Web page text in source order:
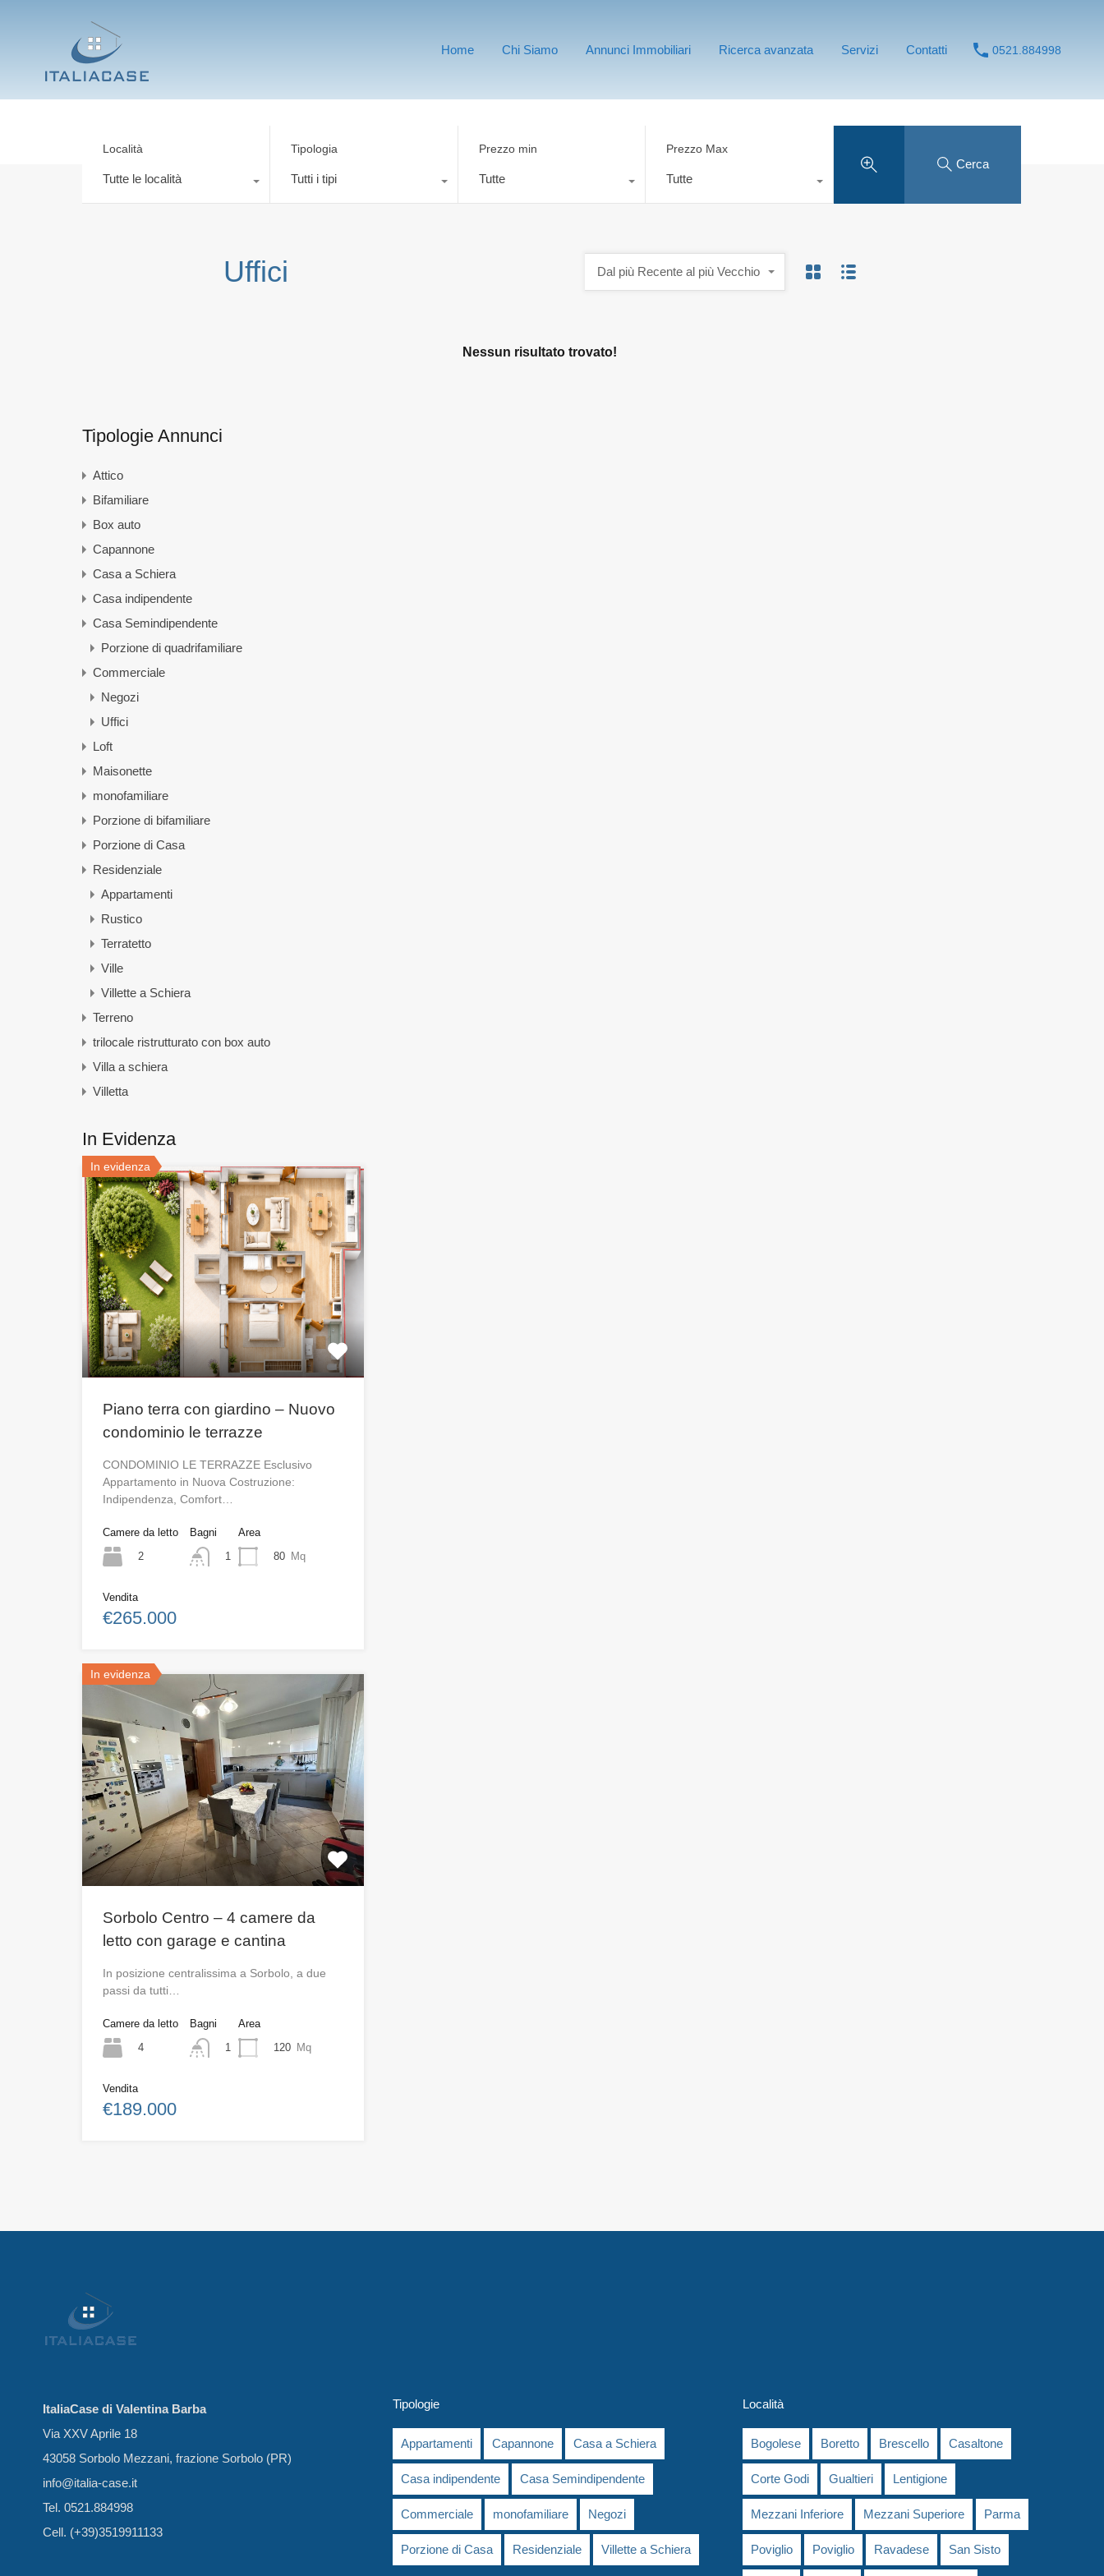
Home Chi Siamo Annunci Immobiliari Ricerca avanzata Servizi Contatti 0521.884998
Località
Tutte le località
Tipologia
Tutti i tipi
Prezzo min
Tutte
Prezzo Max
Tutte
Cerca
Uffici Dal più Recente al più Vecchio
Nessun risultato trovato!
Tipologie Annunci
Attico
Bifamiliare
Box auto
Capannone
Casa a Schiera
Casa indipendente
Casa Semindipendente
Porzione di quadrifamiliare
Commerciale
Negozi
Uffici
Loft
Maisonette
monofamiliare
Porzione di bifamiliare
Porzione di Casa
Residenziale
Appartamenti
Rustico
Terratetto
Ville
Villette a Schiera
Terreno
trilocale ristrutturato con box auto
Villa a schiera
Villetta
In Evidenza
In evidenza
Piano terra con giardino – Nuovo
condominio le terrazze
CONDOMINIO LE TERRAZZE Esclusivo
Appartamento in Nuova Costruzione:
Indipendenza, Comfort…
Camere da letto
2
Bagni
1
Area
80 Mq
Vendita
€265.000
In evidenza
Sorbolo Centro – 4 camere da
letto con garage e cantina
In posizione centralissima a Sorbolo, a due
passi da tutti…
Camere da letto
4
Bagni
1
Area
120 Mq
Vendita
€189.000
ItaliaCase di Valentina Barba
Via XXV Aprile 18
43058 Sorbolo Mezzani, frazione Sorbolo (PR)
info@italia-case.it
Tel. 0521.884998
Cell. (+39)3519911133
Tipologie
Appartamenti Capannone Casa a Schiera
Casa indipendente Casa Semindipendente
Commerciale monofamiliare Negozi
Porzione di Casa Residenziale Villette a Schiera
Località
Bogolese Boretto Brescello Casaltone
Corte Godi Gualtieri Lentigione
Mezzani Inferiore Mezzani Superiore Parma
Poviglio Poviglio Ravadese San Sisto